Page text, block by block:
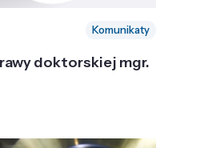
Komunikaty
doktorskiej mgr.